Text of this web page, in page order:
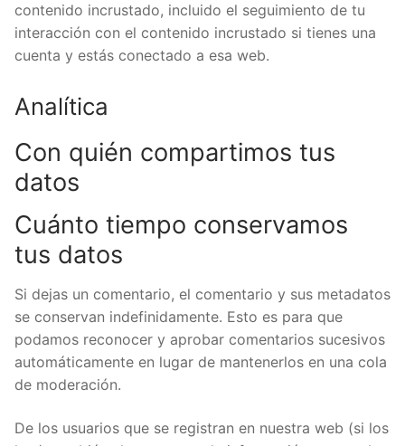
contenido incrustado, incluido el seguimiento de tu
interacción con el contenido incrustado si tienes una
cuenta y estás conectado a esa web.
Analítica
Con quién compartimos tus
datos
Cuánto tiempo conservamos
tus datos
Si dejas un comentario, el comentario y sus metadatos
se conservan indefinidamente. Esto es para que
podamos reconocer y aprobar comentarios sucesivos
automáticamente en lugar de mantenerlos en una cola
de moderación.
De los usuarios que se registran en nuestra web (si los